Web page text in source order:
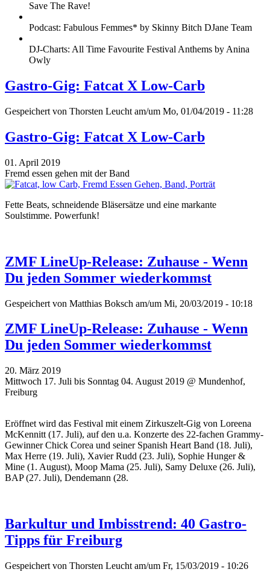
Save The Rave!
Podcast: Fabulous Femmes* by Skinny Bitch DJane Team
DJ-Charts: All Time Favourite Festival Anthems by Anina
Owly
Gastro-Gig: Fatcat X Low-Carb
Gespeichert von Thorsten Leucht am/um Mo, 01/04/2019 - 11:28
Gastro-Gig: Fatcat X Low-Carb
01. April 2019
Fremd essen gehen mit der Band
Fette Beats, schneidende Bläsersätze und eine markante
Soulstimme. Powerfunk!
ZMF LineUp-Release: Zuhause - Wenn
Du jeden Sommer wiederkommst
Gespeichert von Matthias Boksch am/um Mi, 20/03/2019 - 10:18
ZMF LineUp-Release: Zuhause - Wenn
Du jeden Sommer wiederkommst
20. März 2019
Mittwoch 17. Juli bis Sonntag 04. August 2019 @ Mundenhof,
Freiburg
Eröffnet wird das Festival mit einem Zirkuszelt-Gig von Loreena
McKennitt (17. Juli), auf den u.a. Konzerte des 22-fachen Grammy-
Gewinner Chick Corea und seiner Spanish Heart Band (18. Juli),
Max Herre (19. Juli), Xavier Rudd (23. Juli), Sophie Hunger &
Mine (1. August), Moop Mama (25. Juli), Samy Deluxe (26. Juli),
BAP (27. Juli), Dendemann (28.
Barkultur und Imbisstrend: 40 Gastro-
Tipps für Freiburg
Gespeichert von Thorsten Leucht am/um Fr, 15/03/2019 - 10:26